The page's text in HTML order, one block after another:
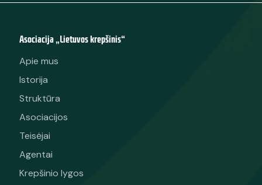
Asociacija „Lietuvos krepšinis“
Apie mus
Istorija
Struktūra
Asociacijos
Teisėjai
Agentai
Krepšinio lygos